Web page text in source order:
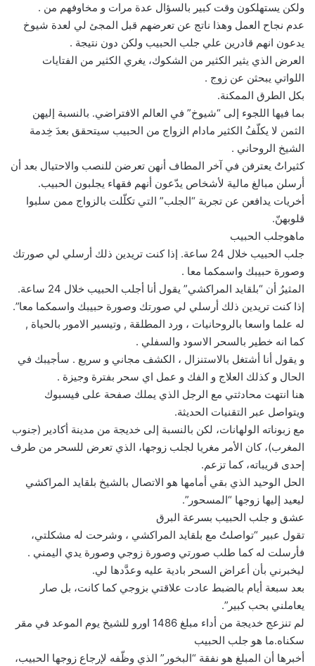
ولكن يستهلكون وقت كبير بالسؤال عدة مرات و مخاوفهم من .
عدم نجاح العمل وهذا ناتج عن تعرضهم قبل المجئ لي لعدة شيوخ
يدعون انهم قادرين علي جلب الحبيب ولكن دون نتيجة .
العرض الذي يثير الكثير من الشكوك، يغري الكثير من الفتايات
اللواتي يبحثن عن زوج .
بكل الطرق الممكنة.
بما فيها اللجوء إلى “شيوخ” في العالم الافتراضي. بالنسبة إليهن
الثمن لا يكلّفُ الكثير مادام الزواج من الحبيب سيتحقق بعدَ خِدمة
الشيخ الروحاني .
كثيراتٌ يعترفن في آخر المطاف أنهن تعرضن للنصب والاحتيال بعد أن
أرسلن مبالغ مالية لأشخاص يدّعون أنهم فقهاء يجلبون الحبيب.
أخريات يدافعن عن تجربة “الجلب” التي تكلّلت بالزواج ممن سلبوا
قلوبهنّ.
ماهوجلب الحبيب
جلب الحبيب خلال 24 ساعة. إذا كنت تريدين ذلك أرسلي لي صورتك
وصورة حبيبك واسمكما معا .
المثيرُ أن “بلقايد المراكشي” يقول أنا أجلب الحبيب خلال 24 ساعة.
إذا كنت تريدين ذلك أرسلي لي صورتك وصورة حبيبك واسمكما معا”.
له علما واسعا بالروحانيات ، ورد المطلقة , وتيسير الامور بالحياة ,
كما انه خطير بالسحر الاسود والسفلي .
و يقول أنا أشتغل بالاستنزال ، الكشف مجاني و سريع . سأجيبك في
الحال و كذلك العلاج و الفك و عمل اي سحر بفترة وجيزة .
هنا انتهت محادثتي مع الرجل الذي يملك صفحة على فيسبوك
ويتواصل عبر التقنيات الحديثة.
مع زبوناته الولهانات، لكن بالنسبة إلى خديجة من مدينة أكادير (جنوب
المغرب)، كان الأمر مغريا لجلب زوجها، الذي تعرض للسحر من طرف
إحدى قريباته، كما تزعم.
الحل الوحيد الذي بقي أمامها هو الاتصال بالشيخ بلقايد المراكشي
ليعيد إليها زوجها “المسحور”.
عشق و جلب الحبيب بسرعة البرق
تقول عبير “تواصلتُ مع بلقايد المراكشي ، وشرحت له مشكلتي،
فأرسلت له كما طلب صورتي وصورة زوجي وصورة يدي اليمني .
ليخبرني بأن أعراض السحر بادية عليه وعدَّدها لي.
بعد سبعة أيام بالضبط عادت علاقتي بزوجي كما كانت، بل صار
يعاملني بحب كبير”.
لم تنزعج خديجة من أداء مبلغ 1486 اورو للشيخ يوم الموعد في مقر
سكناه.ما هو جلب الحبيب
أخبرها أن المبلغ هو نفقة “البخور” الذي وظّفه لإرجاع زوجها الحبيب،